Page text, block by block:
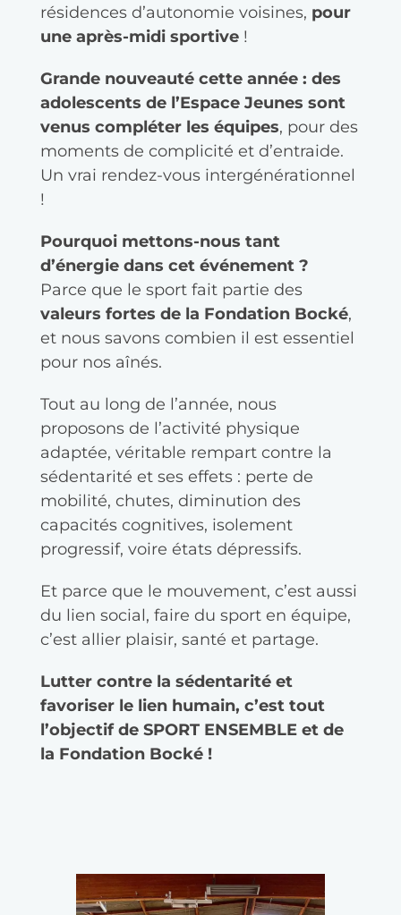
résidences d’autonomie voisines, pour
une après-midi sportive !
Grande nouveauté cette année : des
adolescents de l’Espace Jeunes sont
venus compléter les équipes, pour des
moments de complicité et d’entraide.
Un vrai rendez-vous intergénérationnel
!
Pourquoi mettons-nous tant
d’énergie dans cet événement ?
Parce que le sport fait partie des
valeurs fortes de la Fondation Bocké,
et nous savons combien il est essentiel
pour nos aînés.
Tout au long de l’année, nous
proposons de l’activité physique
adaptée, véritable rempart contre la
sédentarité et ses effets : perte de
mobilité, chutes, diminution des
capacités cognitives, isolement
progressif, voire états dépressifs.
Et parce que le mouvement, c’est aussi
du lien social, faire du sport en équipe,
c’est allier plaisir, santé et partage.
Lutter contre la sédentarité et
favoriser le lien humain, c’est tout
l’objectif de SPORT ENSEMBLE et de
la Fondation Bocké !